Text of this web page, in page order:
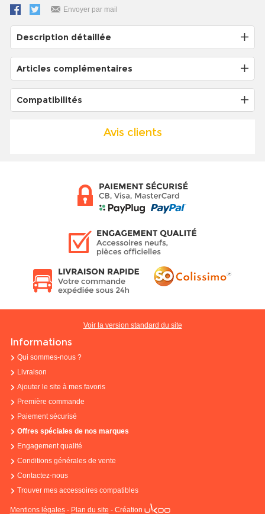
Envoyer par mail
Description détaillée
Articles complémentaires
Compatibilités
Avis clients
Voir la version standard du site
Informations
Qui sommes-nous ?
Livraison
Ajouter le site à mes favoris
Première commande
Paiement sécurisé
Offres spéciales de nos marques
Engagement qualité
Conditions générales de vente
Contactez-nous
Trouver mes accessoires compatibles
Mentions légales- Plan du site - Création